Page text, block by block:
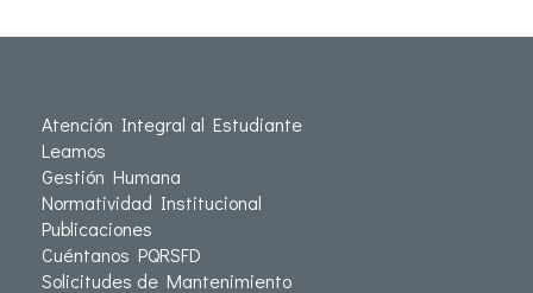
Atención Integral al Estudiante
Leamos
Gestión Humana
Normatividad Institucional
Publicaciones
Cuéntanos PQRSFD
Solicitudes de Mantenimiento